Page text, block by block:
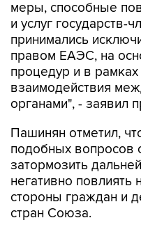
меры, способные
и услуг
принимались
правом ЕАЭС, на
процедур и в рамках
взаимодействия
органами", - заявил
Пашинян отметил,
подобных вопросов
затормозить
негативно повлиять
стороны граждан и
стран Союза.